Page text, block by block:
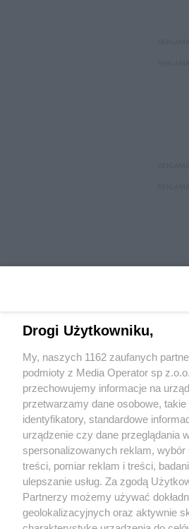
Wydawca mediówlokalnych
Nie zapomnij
zapoznać się z:
polityką prywatności
Twojemiasto
Piekary Śląskie
Chorzów
Drogi Użytkowniku,
My, naszych 1162 zaufanych
podmioty z Media Operator sp
przechowujemy informacje na
przetwarzamy dane osobowe, takie
identyfikatory, standardowe
urządzenie czy dane przeglądania
spersonalizowanych reklam,
treści, pomiar reklam i treści,
ulepszanie usług. Za zgodą
Partnerzy możemy używać
geolokalizacyjnych oraz aktywnie